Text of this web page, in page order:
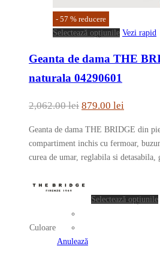
- 57 % reducere
Selectează opțiunile Acest
are
variații.
pot
fi
alese
produsului.
Vezi rapid
Geanta de dama THE
naturala 04290601
2,062.00lei Prețul
fost:
879.00 lei
este:
879.00
Geanta de dama THE BRIDGE din
compartiment inchis cu fermoar,
curea de umar, reglabila si
Selectează opțiunile
Culoare
Anulează